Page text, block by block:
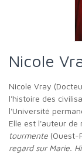
Nicole
Nicole Vray (Docteur ès Lettres), enseigne l'histoire moderne,
l'histoire des
l'Université
Elle est l'auteur de
tourmente (Ouest-
regard sur Marie.